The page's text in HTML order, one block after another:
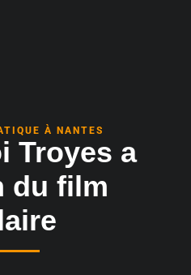
À NANTES
Troyes a
du film